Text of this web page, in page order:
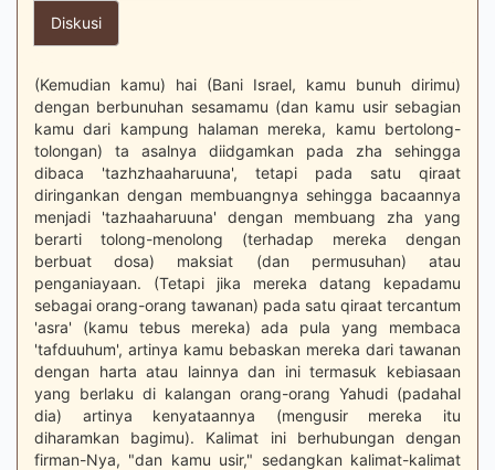
Diskusi
(Kemudian kamu) hai (Bani Israel, kamu bunuh dirimu)
dengan berbunuhan sesamamu (dan kamu usir sebagian
kamu dari kampung halaman mereka, kamu bertolong-
tolongan) ta asalnya diidgamkan pada zha sehingga
dibaca 'tazhzhaaharuuna', tetapi pada satu qiraat
diringankan dengan membuangnya sehingga bacaannya
menjadi 'tazhaaharuuna' dengan membuang zha yang
berarti tolong-menolong (terhadap mereka dengan
berbuat dosa) maksiat (dan permusuhan) atau
penganiayaan. (Tetapi jika mereka datang kepadamu
sebagai orang-orang tawanan) pada satu qiraat tercantum
'asra' (kamu tebus mereka) ada pula yang membaca
'tafduuhum', artinya kamu bebaskan mereka dari tawanan
dengan harta atau lainnya dan ini termasuk kebiasaan
yang berlaku di kalangan orang-orang Yahudi (padahal
dia) artinya kenyataannya (mengusir mereka itu
diharamkan bagimu). Kalimat ini berhubungan dengan
firman-Nya, "dan kamu usir," sedangkan kalimat-kalimat